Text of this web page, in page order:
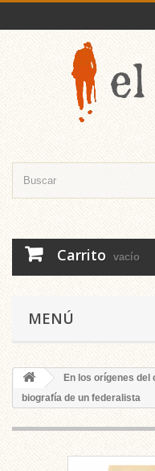
Carrito vacío
MENÚ
En los orígenes del
biografía de un federalista